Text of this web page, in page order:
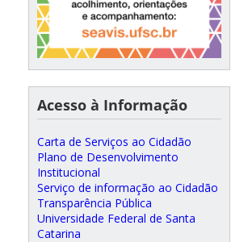
Acesso à Informação
Carta de Serviços ao Cidadão
Plano de Desenvolvimento
Institucional
Serviço de informação ao Cidadão
Transparência Pública
Universidade Federal de Santa
Catarina